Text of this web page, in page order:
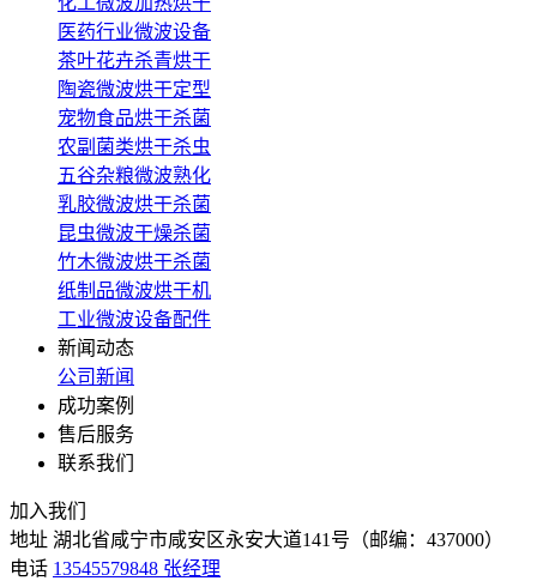
医药行业微波设备
茶叶花卉杀青烘干
陶瓷微波烘干定型
宠物食品烘干杀菌
农副菌类烘干杀虫
五谷杂粮微波熟化
乳胶微波烘干杀菌
昆虫微波干燥杀菌
竹木微波烘干杀菌
纸制品微波烘干机
工业微波设备配件
新闻动态
公司新闻
成功案例
售后服务
联系我们
加入我们
地址 湖北省咸宁市咸安区永安大道141号（邮编：437000）
电话 13545579848 张经理